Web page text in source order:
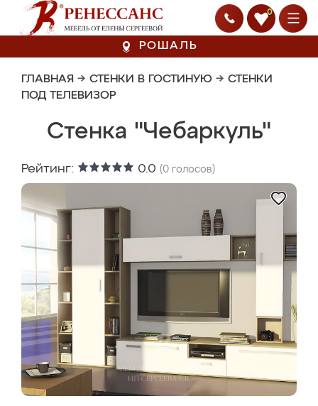
0
РОШАЛЬ
ГЛАВНАЯ → СТЕНКИ В ГОСТИНУЮ → СТЕНКИ
ПОД ТЕЛЕВИЗОР
Стенка "Чебаркуль"
Рейтинг: 0.0 (0 голосов)